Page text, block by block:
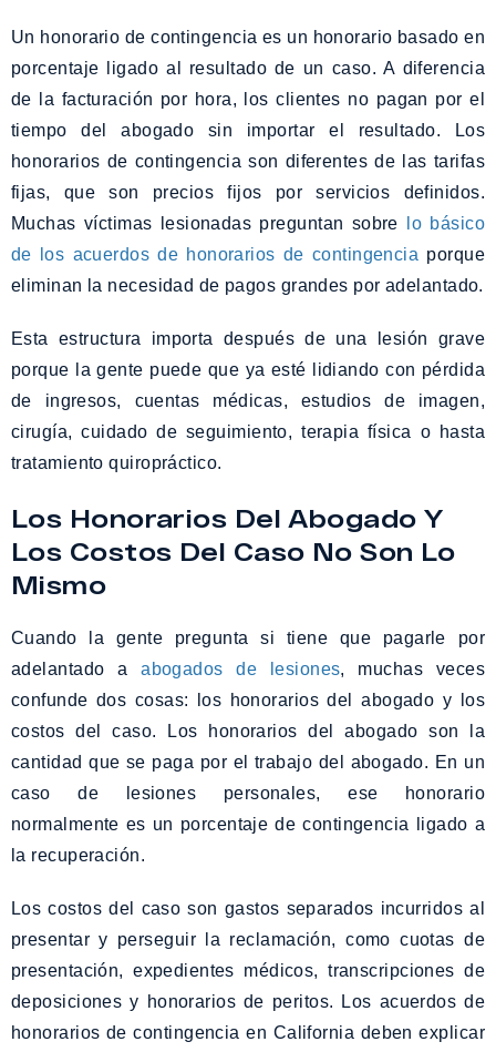
Un honorario de contingencia es un honorario basado en
porcentaje ligado al resultado de un caso. A diferencia
de la facturación por hora, los clientes no pagan por el
tiempo del abogado sin importar el resultado. Los
honorarios de contingencia son diferentes de las tarifas
fijas, que son precios fijos por servicios definidos.
Muchas víctimas lesionadas preguntan sobre
lo básico
de los acuerdos de honorarios de contingencia porque
eliminan la necesidad de pagos grandes por adelantado.
Esta estructura importa después de una lesión grave
porque la gente puede que ya esté lidiando con pérdida
de ingresos, cuentas médicas, estudios de imagen,
cirugía, cuidado de seguimiento, terapia física o hasta
tratamiento quiropráctico.
Los Honorarios Del Abogado Y
Los Costos Del Caso No Son Lo
Mismo
Cuando la gente pregunta si tiene que pagarle por
adelantado aabogados de lesiones, muchas veces
confunde dos cosas: los honorarios del abogado y los
costos del caso. Los honorarios del abogado son la
cantidad que se paga por el trabajo del abogado. En un
caso de lesiones personales, ese honorario
normalmente es un porcentaje de contingencia ligado a
la recuperación.
Los costos del caso son gastos separados incurridos al
presentar y perseguir la reclamación, como cuotas de
presentación, expedientes médicos, transcripciones de
deposiciones y honorarios de peritos. Los acuerdos de
honorarios de contingencia en California deben explicar